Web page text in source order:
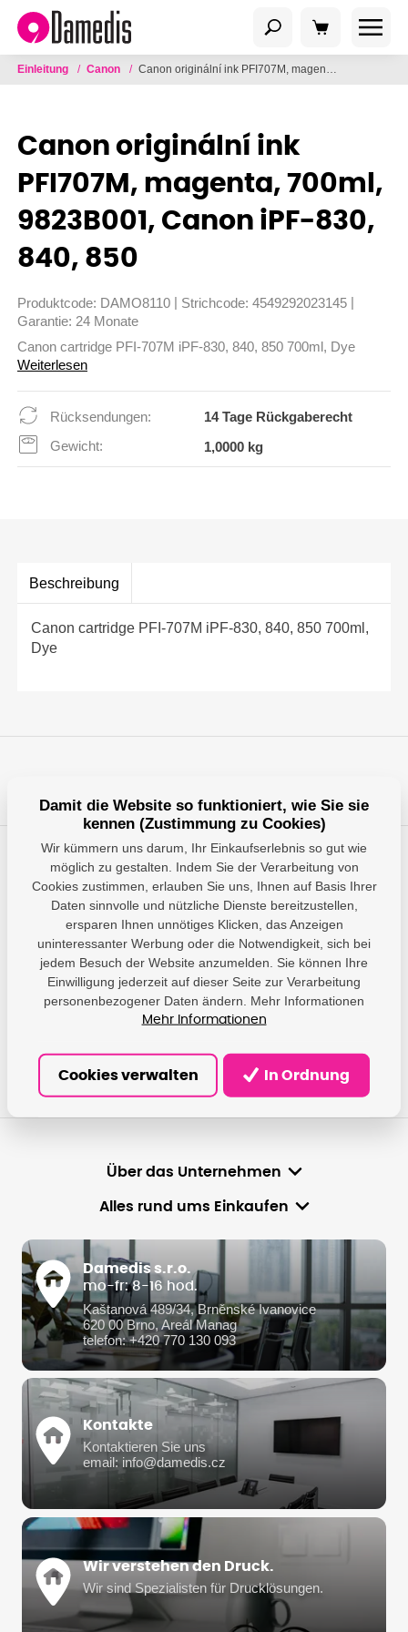
Einleitung / Canon / Canon originální ink PFI707M, magenta, 700ml, 9823B001, Canon iPF-830, 840, 850
Canon originální ink
PFI707M, magenta, 700ml,
9823B001, Canon iPF-830,
840, 850
Produktcode: DAMO8110 Strichcode: 4549292023145
Garantie: 24 Monate
Canon cartridge PFI-707M iPF-830, 840, 850 700ml, Dye
Weiterlesen
Rücksendungen:
14 Tage Rückgaberecht
Gewicht:
1,0000 kg
Beschreibung
Canon cartridge PFI-707M iPF-830, 840, 850 700ml,
Dye
Haben Sie Fragen?
Wir geben Ihnen Antworten und helfen Ihnen, die am besten
geeignete Lösung zu finden.
info@damedis.cz
Mo-Fr 8-16Uhr
Über das Unternehmen
Alles rund ums Einkaufen
Damedis s.r.o.
mo-fr: 8-16 hod.
Kaštanová 489/34, Brněnské Ivanovice
620 00 Brno, Areál Manag
telefon: +420 770 130 093
Kontakte
Kontaktieren Sie uns
email: info@damedis.cz
Wir verstehen den Druck.
Wir sind Spezialisten für Drucklösungen.
Damit die Website so funktioniert, wie Sie sie
kennen (Zustimmung zu Cookies)
Wir kümmern uns darum, Ihr Einkaufserlebnis so gut wie
möglich zu gestalten. Indem Sie der Verarbeitung von
Cookies zustimmen, erlauben Sie uns, Ihnen auf Basis Ihrer
Daten sinnvolle und nützliche Dienste bereitzustellen,
ersparen Ihnen unnötiges Klicken, das Anzeigen
uninteressanter Werbung oder die Notwendigkeit, sich bei
jedem Besuch der Website anzumelden. Sie können Ihre
Einwilligung jederzeit auf dieser Seite zur Verarbeitung
personenbezogener Daten ändern. Mehr Informationen
Mehr Informationen
Cookies verwalten In Ordnung